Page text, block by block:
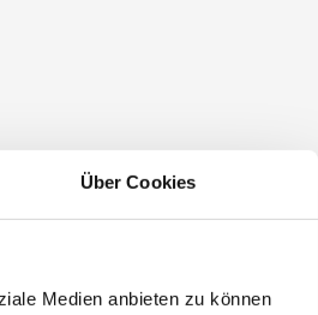
Über Cookies
Medien anbieten zu können